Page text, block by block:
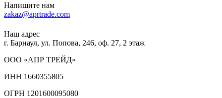
Напишите нам
zakaz@aprtrade.com
Наш адрес
г. Барнаул, ул. Попова, 246, оф. 27, 2 этаж
ООО «АПР ТРЕЙД»
ИНН 1660355805
ОГРН 1201600095080